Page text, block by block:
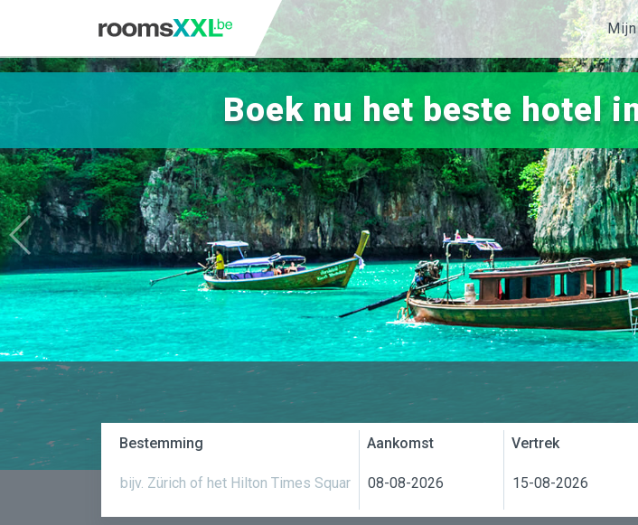
Boek nu het beste hotel
Bestemming Aankomst Vertrek